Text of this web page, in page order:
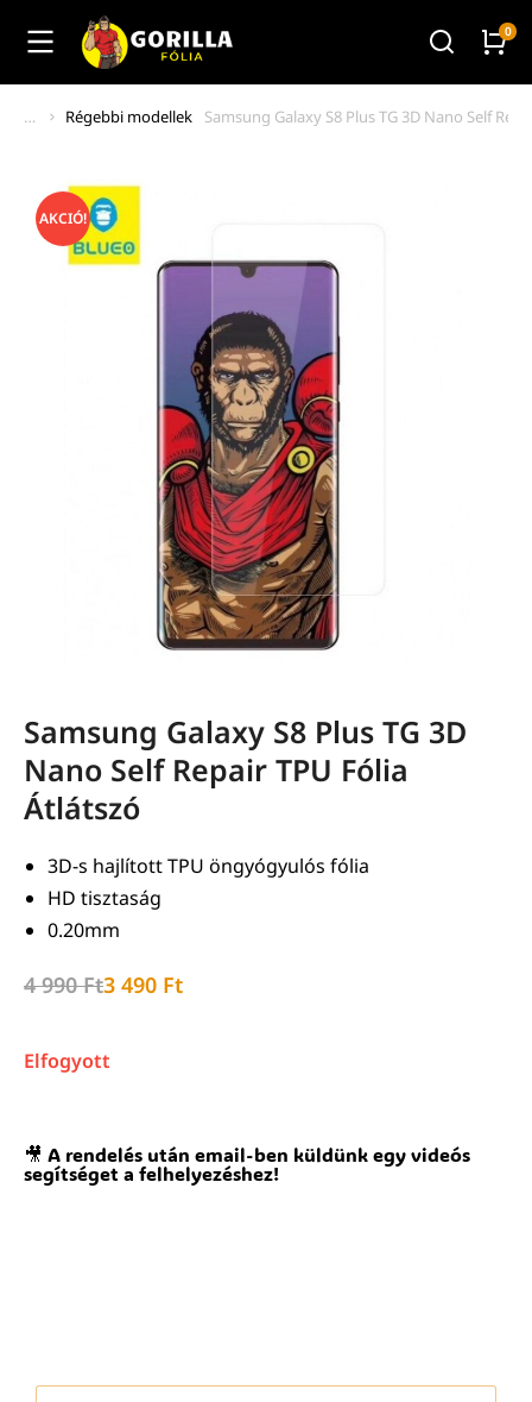
You are here:
Régebbi modellek Samsung Galaxy S8 Plus TG 3D Nano Self
AKCIÓ!
Samsung Galaxy S8 Plus TG 3D
Nano Self Repair TPU Fólia
Átlátszó
3D-s hajlított TPU öngyógyulós fólia
HD tisztaság
0.20mm
4 990Ft3 490 Ft
Elfogyott
🎥 A rendelés után email-ben küldünk egy videós
segítséget a felhelyezéshez!